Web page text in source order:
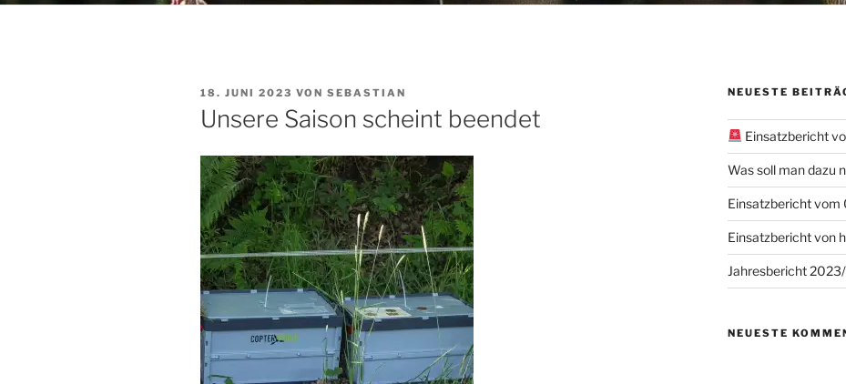
VERÖFFENTLICHT
AM
18. JUNI 2023 VON SEBASTIAN
Unsere Saison scheint beendet
NEUESTE
Einsatzbericht
Was soll man dazu
Einsatzbericht
Einsatzbericht von
Jahresbericht
NEUESTE